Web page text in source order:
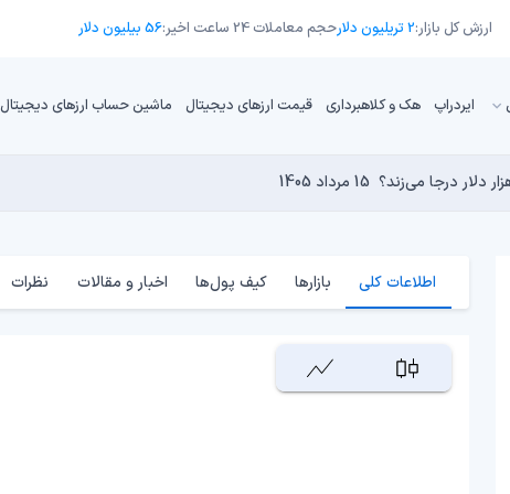
ارزش کل بازار:2 تریلیون دلار حجم معاملات 24 ساعت اخیر: 56 بیلیون دلار
ایردراپ هک و کلاهبرداری قیمت ارزهای دیجیتال ماشین حساب ارزهای دیجیتال
15 مرداد 1405
به پایان رسیده است؟ 14 مرداد 1405 14 مرداد 1405 13 مرداد 1405 کریپتو تبدیل شدند؟ 13 مرداد 1405
اطلاعات کلی بازارها کیف پول‌ها اخبار و مقالات نظرات